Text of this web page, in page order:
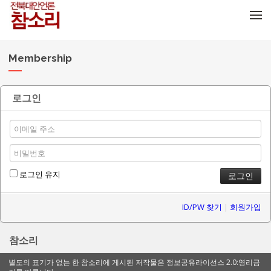
Membership
로그인
로그인 유지
ID/PW 찾기 | 회원가입
참소리
별도의 표기가 없는 한 참소리에 게시된 저작물은 정보공유라이선스 2.0:영리금